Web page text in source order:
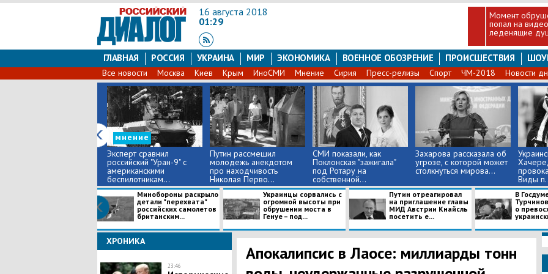
16 августа 2018
01:29
Момент
попал на
леденящие
ГЛАВНАЯ РОССИЯ УКРАИНА МИР ЭКОНОМИКА ВОЕННОЕ ОБОЗРЕНИЕ ПРОИСШЕСТВИЯ
Все новости Москва Киев Крым ИноСМИ Мнение Сирия Пресс-релизы Спорт ЧМ-2018 Новости
мнение
Эксперт сравнил
российский "Уран-9" с
американскими
беспилотникам...
Путин рассмешил
молодежь анекдотом
про находчивость
Николая Перво...
СМИ показали, как
Поклонская "зажигала"
под Ротару на
собственной...
Захарова рассказала об
угрозе, с которой может
столкнуться мирова...
Виды
Минобороны раскрыло
детали "перехвата"
российских самолетов
британским...
Украинцы сорвались с
огромной высоты при
обрушении моста в
Генуе – под...
Путин отреагировал
на приглашение главы
МИД Австрии Кнайсль
посетить е...
В
о
ХРОНИКА
23:46
Апокалипсис в Лаосе: миллиарды тонн